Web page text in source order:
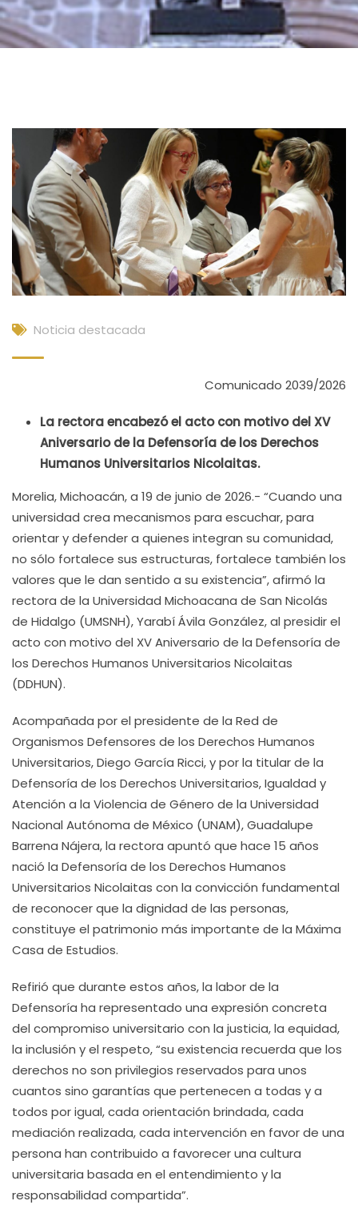
Noticia destacada
Comunicado 2039/2026
La rectora encabezó el acto con motivo del XV
Aniversario de la Defensoría de los Derechos
Humanos Universitarios Nicolaitas.
Morelia, Michoacán, a 19 de junio de 2026.- “Cuando una
universidad crea mecanismos para escuchar, para
orientar y defender a quienes integran su comunidad,
no sólo fortalece sus estructuras, fortalece también los
valores que le dan sentido a su existencia”, afirmó la
rectora de la Universidad Michoacana de San Nicolás
de Hidalgo (UMSNH), Yarabí Ávila González, al presidir el
acto con motivo del XV Aniversario de la Defensoría de
los Derechos Humanos Universitarios Nicolaitas
(DDHUN).
Acompañada por el presidente de la Red de
Organismos Defensores de los Derechos Humanos
Universitarios, Diego García Ricci, y por la titular de la
Defensoría de los Derechos Universitarios, Igualdad y
Atención a la Violencia de Género de la Universidad
Nacional Autónoma de México (UNAM), Guadalupe
Barrena Nájera, la rectora apuntó que hace 15 años
nació la Defensoría de los Derechos Humanos
Universitarios Nicolaitas con la convicción fundamental
de reconocer que la dignidad de las personas,
constituye el patrimonio más importante de la Máxima
Casa de Estudios.
Refirió que durante estos años, la labor de la
Defensoría ha representado una expresión concreta
del compromiso universitario con la justicia, la equidad,
la inclusión y el respeto, “su existencia recuerda que los
derechos no son privilegios reservados para unos
cuantos sino garantías que pertenecen a todas y a
todos por igual, cada orientación brindada, cada
mediación realizada, cada intervención en favor de una
persona han contribuido a favorecer una cultura
universitaria basada en el entendimiento y la
responsabilidad compartida”.